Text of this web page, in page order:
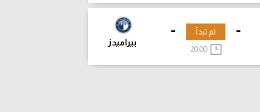
-
-
بيراميدز
لم تبدأ
20:00